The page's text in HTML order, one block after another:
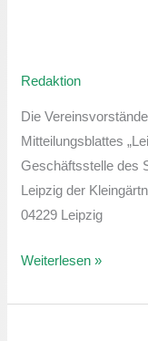
Redaktion
Die
Mitteilungsblattes
Geschäftsstelle des
Leipzig der
04229 Leipzig
August-
Ausgabe
Weiterlesen »